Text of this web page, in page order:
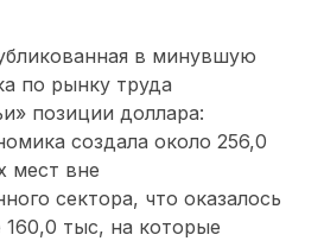
в минувшую
по рынку труда
позиции доллара:
создала около 256,0
мест вне
сектора, что оказалось
тыс, на которые